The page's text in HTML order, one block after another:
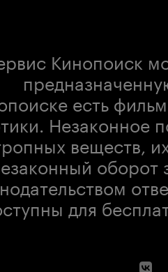
Кинопоиск
есть
Незаконное
веществ,
оборот
для